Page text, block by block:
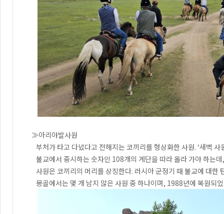
≫아리야발사원
부처가 타고 다녔다고 전해지는 코끼리를 형상화한 사원. ‘새벽 사
불교에서 중시하는 숫자인 108개의 계단을 따라 올라 가야 하는데,
사원은 코끼리의 머리를 상징한다. 러시아 군정기 때 불교에 대한
몽골에서는 몇 개 남지 않은 사원 중 하나이며, 1988년에 복원되